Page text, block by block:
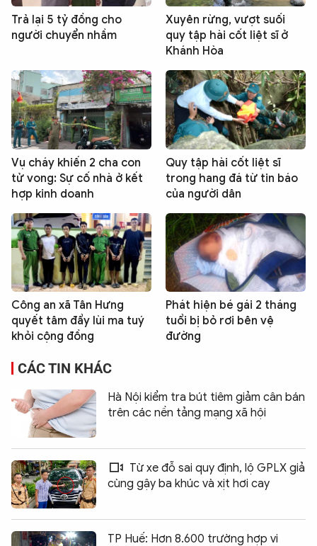
Trả lại 5 tỷ đồng cho
người chuyển nhầm
Xuyên rừng, vượt suối
quy tập hài cốt liệt sĩ ở
Khánh Hòa
Vụ cháy khiến 2 cha con
tử vong: Sự cố nhà ở kết
hợp kinh doanh
Quy tập hài cốt liệt sĩ
trong hang đá từ tin báo
của người dân
Công an xã Tân Hưng
quyết tâm đẩy lùi ma tuý
khỏi cộng đồng
Phát hiện bé gái 2 tháng
tuổi bị bỏ rơi bên vệ
đường
CÁC TIN KHÁC
Hà Nội kiểm tra bút tiêm giảm cân bán
trên các nền tảng mạng xã hội
Từ xe đỗ sai quy định, lộ GPLX giả
cùng gậy ba khúc và xịt hơi cay
TP Huế: Hơn 8.600 trường hợp vi